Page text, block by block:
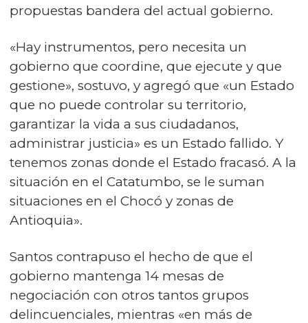
propuestas bandera del actual gobierno.
«Hay instrumentos, pero necesita un
gobierno que coordine, que ejecute y que
gestione», sostuvo, y agregó que «un Estado
que no puede controlar su territorio,
garantizar la vida a sus ciudadanos,
administrar justicia» es un Estado fallido. Y
tenemos zonas donde el Estado fracasó. A la
situación en el Catatumbo, se le suman
situaciones en el Chocó y zonas de
Antioquia».
Santos contrapuso el hecho de que el
gobierno mantenga 14 mesas de
negociación con otros tantos grupos
delincuenciales, mientras «en más de